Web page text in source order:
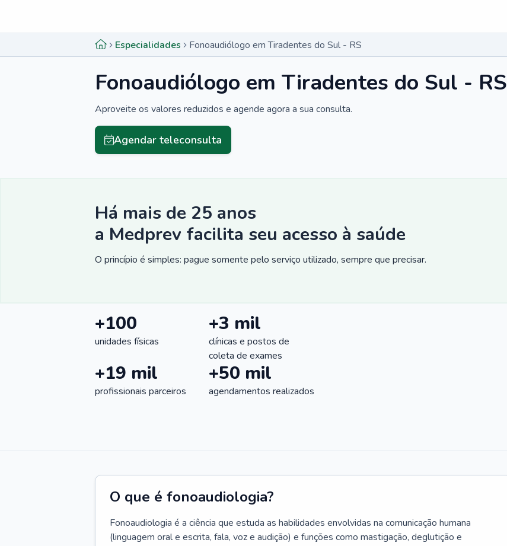
Especialidades Fonoaudiólogo em Tiradentes do Sul - RS
Fonoaudiólogo em Tiradentes do Sul - RS
Aproveite os valores reduzidos e agende agora a sua consulta.
Agendar teleconsulta
Há mais de 25 anos
a Medprev facilita seu acesso à saúde
O princípio é simples: pague somente pelo serviço utilizado, sempre que precisar.
+100
unidades físicas
+3 mil
clínicas e postos de
coleta de exames
+19 mil
profissionais parceiros
+50 mil
agendamentos realizados
O que é fonoaudiologia?
Fonoaudiologia é a ciência que estuda as habilidades envolvidas na comunicação humana
(linguagem oral e escrita, fala, voz e audição) e funções como mastigação, deglutição e